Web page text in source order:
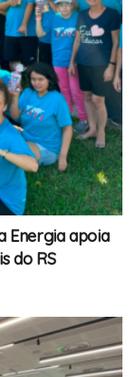
Energia apoia
do RS